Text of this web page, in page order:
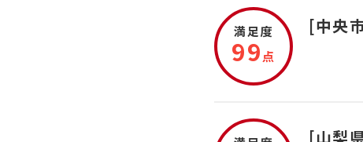
満足度
99 点
[中央